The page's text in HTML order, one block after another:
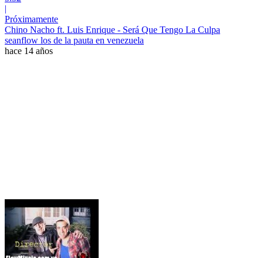
|
Próximamente
Chino Nacho ft. Luis Enrique - Será Que Tengo La Culpa
seanflow los de la pauta en venezuela
hace 14 años